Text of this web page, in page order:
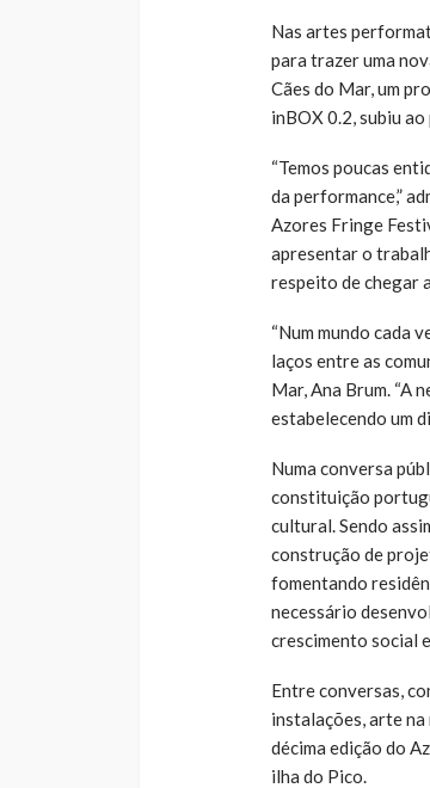
Nas artes
para trazer uma
Cães do Mar, um
inBOX 0.2, subiu
“Temos poucas
da performance,”
Azores Fringe
apresentar o
respeito de chegar
“Num mundo cada
laços entre as
Mar, Ana Brum. “A
estabelecendo um
Numa conversa
constituição
cultural. Sendo
construção de
fomentando
necessário
crescimento social
Entre conversas,
instalações, arte
décima edição do
ilha do Pico.